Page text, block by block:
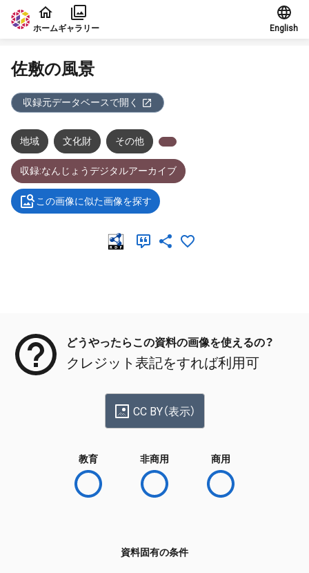
本文に飛ぶ
ホームギャラリー English
佐敷の風景
収録元データベースで開く
地域 文化財 その他
収録:なんじょうデジタルアーカイブ
この画像に似た画像を探す
どうやったらこの資料の画像を使えるの？
クレジット表記をすれば利用可
CC BY（表示）
教育 非商用 商用
資料固有の条件